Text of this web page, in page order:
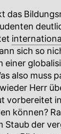
das
sich so
einer
also muss
Herr
vorbereitet
können?
Staub der